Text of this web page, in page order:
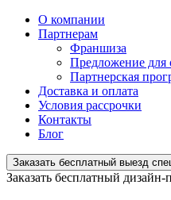
О компании
Партнерам
Франшиза
Предложение для
Партнерская
Доставка и оплата
Условия рассрочки
Контакты
Блог
Заказать бесплатный выезд
Заказать бесплатный дизайн-